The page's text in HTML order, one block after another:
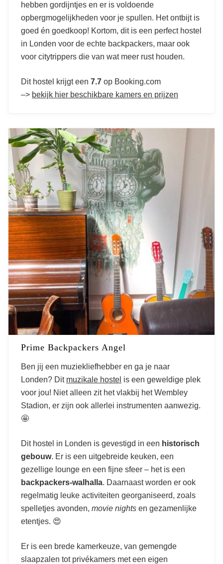
hebben gordijntjes en er is voldoende
opbergmogelijkheden voor je spullen. Het ontbijt is
goed én goedkoop! Kortom, dit is een perfect hostel
in Londen voor de echte backpackers, maar ook
voor citytrippers die van wat meer rust houden.
Dit hostel krijgt een 7.7 op Booking.com
–> bekijk hier beschikbare kamers en prijzen
Prime Backpackers Angel
Ben jij een muziekliefhebber en ga je naar
Londen? Dit muzikale hostel is een geweldige plek
voor jou! Niet alleen zit het vlakbij het Wembley
Stadion, er zijn ook allerlei instrumenten aanwezig.
🤩
Dit hostel in Londen is gevestigd in een historisch
gebouw. Er is een uitgebreide keuken, een
gezellige lounge en een fijne sfeer – het is een
backpackers-walhalla. Daarnaast worden er ook
regelmatig leuke activiteiten georganiseerd, zoals
spelletjes avonden, movie nights en gezamenlijke
etentjes. 😍
Er is een brede kamerkeuze, van gemengde
slaapzalen tot privékamers met een eigen